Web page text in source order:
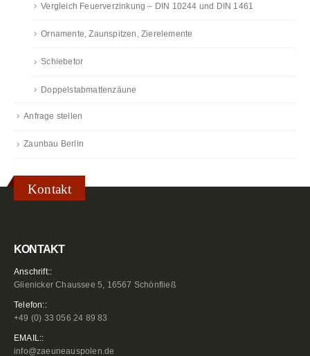
Vergleich Feuerverzinkung – DIN 10244 und DIN 1461
Ornamente, Zaunspitzen, Zierelemente
Schiebetor
Doppelstabmattenzäune
Anfrage stellen
Zaunbau Berlin
Kontakt
KONTAKT
Anschrift::
Glienicker Chaussee 5, 16567 Schönfließ
Telefon::
+49 (0) 33 056 24 89 83
EMAIL::
info@zaeuneauspolen.de